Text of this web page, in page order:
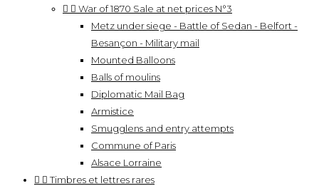
  War of 1870 Sale at net prices N°3
Metz under siege - Battle of Sedan - Belfort -
Besançon - Military mail
Mounted Balloons
Balls of moulins
Diplomatic Mail Bag
Armistice
Smugglens and entry attempts
Commune of Paris
Alsace Lorraine
  Timbres et lettres rares